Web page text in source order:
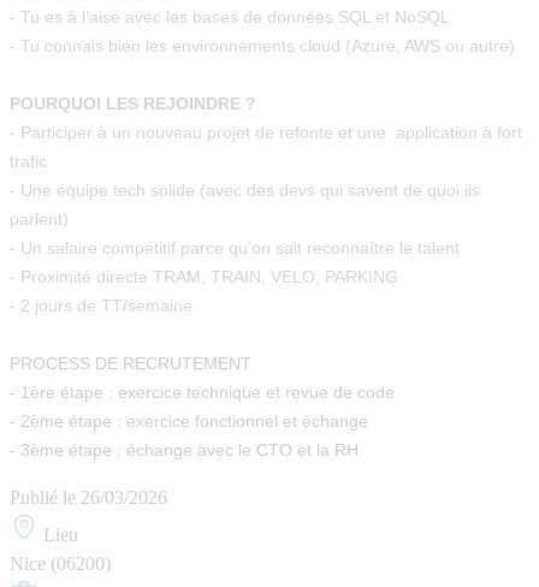
- Tu es à l’aise avec les bases de données SQL et NoSQL
- Tu connais bien les environnements cloud (Azure, AWS ou autre)
POURQUOI LES REJOINDRE ?
- Participer à un nouveau projet de refonte et une application à fort
trafic
- Une équipe tech solide (avec des devs qui savent de quoi ils
parlent)
- Un salaire compétitif parce qu’on sait reconnaître le talent
- Proximité directe TRAM, TRAIN, VELO, PARKING
- 2 jours de TT/semaine
PROCESS DE RECRUTEMENT
- 1ère étape : exercice technique et revue de code
- 2ème étape : exercice fonctionnel et échange
- 3ème étape : échange avec le CTO et la RH
Publié le 26/03/2026
Lieu
Nice (06200)